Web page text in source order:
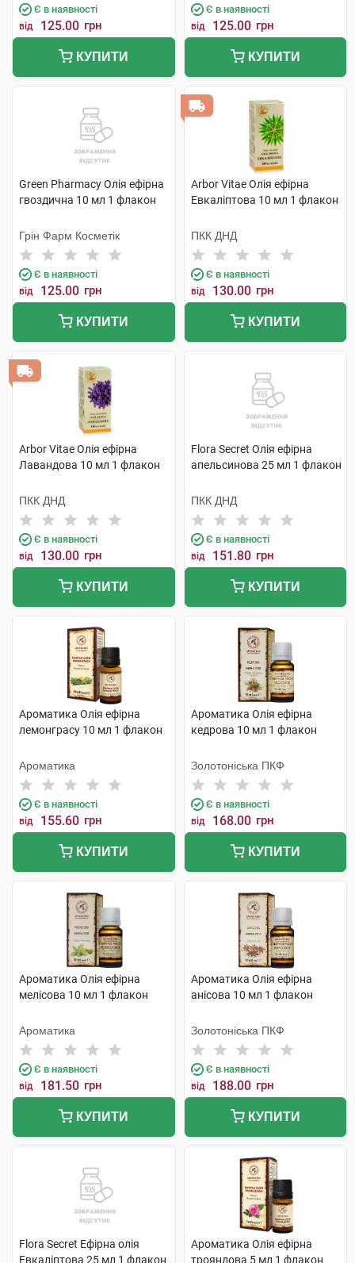
Є в наявності
від 125.00 грн
КУПИТИ
Є в наявності
від 125.00 грн
КУПИТИ
Green Pharmacy Олія ефірна
гвоздична 10 мл 1 флакон
Грін Фарм Косметік
Є в наявності
від 125.00 грн
КУПИТИ
Arbor Vitae Олія ефірна
Евкаліптова 10 мл 1 флакон
ПКК ДНД
Є в наявності
від 130.00 грн
КУПИТИ
Arbor Vitae Олія ефірна
Лавандова 10 мл 1 флакон
ПКК ДНД
Є в наявності
від 130.00 грн
КУПИТИ
Flora Secret Олія ефірна
апельсинова 25 мл 1 флакон
ПКК ДНД
Є в наявності
від 151.80 грн
КУПИТИ
Ароматика Олія ефірна
лемонграсу 10 мл 1 флакон
Ароматика
Є в наявності
від 155.60 грн
КУПИТИ
Ароматика Олія ефірна
кедрова 10 мл 1 флакон
Золотоніська ПКФ
Є в наявності
від 168.00 грн
КУПИТИ
Ароматика Олія ефірна
мелісова 10 мл 1 флакон
Ароматика
Є в наявності
від 181.50 грн
КУПИТИ
Ароматика Олія ефірна
анісова 10 мл 1 флакон
Золотоніська ПКФ
Є в наявності
від 188.00 грн
КУПИТИ
Flora Secret Ефірна олія
Евкаліптова 25 мл 1 флакон
Ароматика Олія ефірна
трояндова 5 мл 1 флакон